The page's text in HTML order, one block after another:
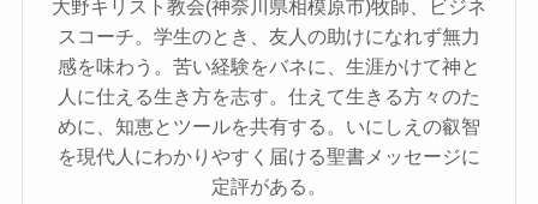
大野キリスト教会(神奈川県相模原市)牧師、ビジネ
スコーチ。学生のとき、友人の助けになれず無力
感を味わう。苦い経験をバネに、生涯かけて神と
人に仕える生き方を志す。仕えて生きる方々のた
めに、知恵とツールを共有する。いにしえの叡智
を現代人にわかりやすく届ける聖書メッセージに
定評がある。